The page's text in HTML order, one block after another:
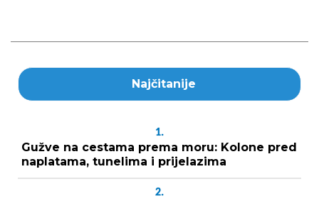
Najčitanije
1.
Gužve na cestama prema moru: Kolone pred
naplatama, tunelima i prijelazima
2.